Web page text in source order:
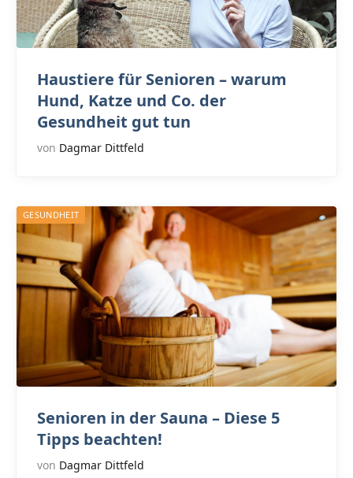
Haustiere für Senioren – warum
Hund, Katze und Co. der
Gesundheit gut tun
von Dagmar Dittfeld
GESUNDHEIT
Senioren in der Sauna – Diese 5
Tipps beachten!
von Dagmar Dittfeld